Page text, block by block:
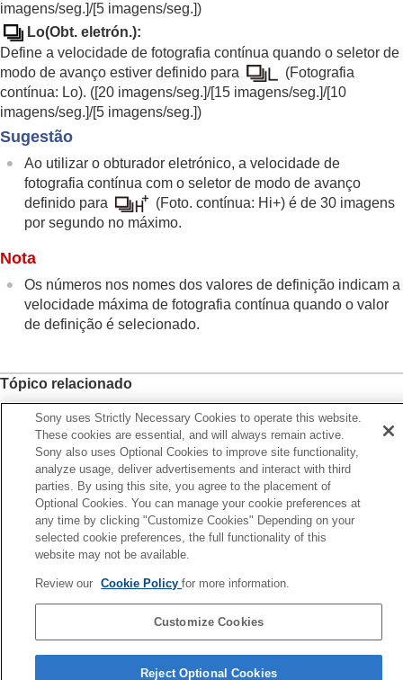
Bracket Cont.
Bracket Único
Indicador durante fotografia de bracket
Bracket de foco
Bracketing WB
Bracket DRO
Definições Bracket
Função Disp. int.
Gravar imagens fixas com uma resolução alta
Definir da qualidade de imagem e o formato de
gravação
Utilizar funções táteis
Utilizar o flash
Reduzir desfocagem
Comp. Objetiva(imagem fixa/filme)
gravação
Gravar áudio de filmes
Criar imagens fixas durante a gravação de um
filme
Definições TC/UB
Exportar filmes RAW para um gravador RAW
externo
Transmissão de vídeo e áudio em direto
Personalizar a câmara
Visualização
Funções disponíveis com um smartphone
imagens/seg.]/[5 imagens/seg.])
Lo(Obt. eletrón.):
Define a velocidade de fotografia contínua quando o seletor de
modo de avanço estiver definido para
(Fotografia
contínua: Lo). ([20 imagens/seg.]/[15 imagens/seg.]/[10
imagens/seg.]/[5 imagens/seg.])
Sugestão
Ao utilizar o obturador eletrónico, a velocidade de
fotografia contínua com o seletor de modo de avanço
definido para
(Foto. contínua: Hi+) é de 30 imagens
por segundo no máximo.
Nota
Os números nos nomes dos valores de definição indicam a
velocidade máxima de fotografia contínua quando o valor
de definição é selecionado.
Tópico relacionado
Fotografia Cont.
Anterior
Cont.
Seguinte
TP1001369080
Se a versão do sistema de software da sua câmara for anterior à Ver.
Página de seleção de idioma
Sony uses Strictly Necessary Cookies to operate this website.
These cookies are essential, and will always remain active.
Sony also uses Optional Cookies to improve site functionality,
analyze usage, deliver advertisements and interact with third
parties. By using this site, you agree to the placement of
Optional Cookies. You can manage your cookie preferences at
any time by clicking "Customize Cookies" Depending on your
selected cookie preferences, the full functionality of this
website may not be available.
Review our Cookie Policyfor more information.
Customize Cookies
Reject Optional Cookies